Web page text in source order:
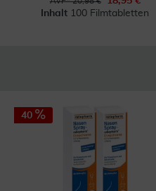
Inhalt 100 Filmtabletten
40